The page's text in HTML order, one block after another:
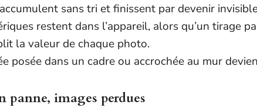
sans tri et finissent par devenir
restent dans l’appareil, alors qu’un tirage
la valeur de chaque photo.
posée dans un cadre ou accrochée au mur
panne, images perdues